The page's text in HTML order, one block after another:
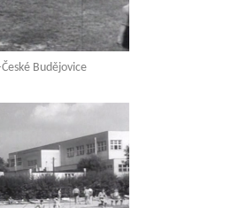
Budějovice